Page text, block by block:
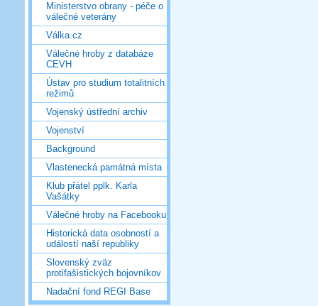
Ministerstvo obrany - péče o
válečné veterány
Válka.cz
Válečné hroby z databáze
CEVH
Ústav pro studium totalitních
režimů
Vojenský ústřední archiv
Vojenství
Background
Vlastenecká památná místa
Klub přátel pplk. Karla
Vašátky
Válečné hroby na Facebooku
Historická data osobností a
událostí naší republiky
Slovenský zväz
protifašistických bojovníkov
Nadační fond REGI Base